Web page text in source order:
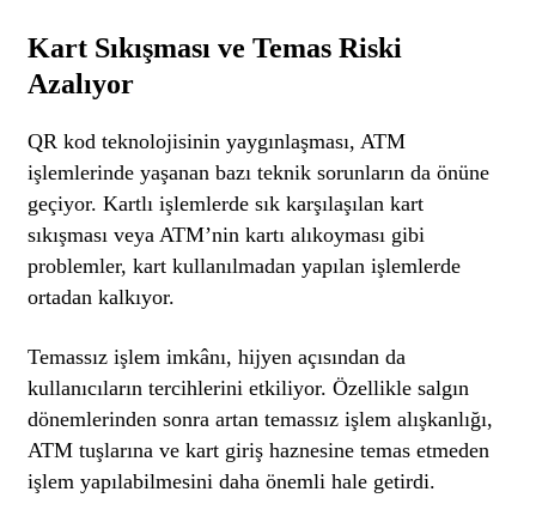
Kart Sıkışması ve Temas Riski
Azalıyor
QR kod teknolojisinin yaygınlaşması, ATM
işlemlerinde yaşanan bazı teknik sorunların da önüne
geçiyor. Kartlı işlemlerde sık karşılaşılan kart
sıkışması veya ATM’nin kartı alıkoyması gibi
problemler, kart kullanılmadan yapılan işlemlerde
ortadan kalkıyor.
Temassız işlem imkânı, hijyen açısından da
kullanıcıların tercihlerini etkiliyor. Özellikle salgın
dönemlerinden sonra artan temassız işlem alışkanlığı,
ATM tuşlarına ve kart giriş haznesine temas etmeden
işlem yapılabilmesini daha önemli hale getirdi.